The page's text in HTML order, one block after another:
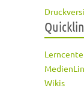
Wikis